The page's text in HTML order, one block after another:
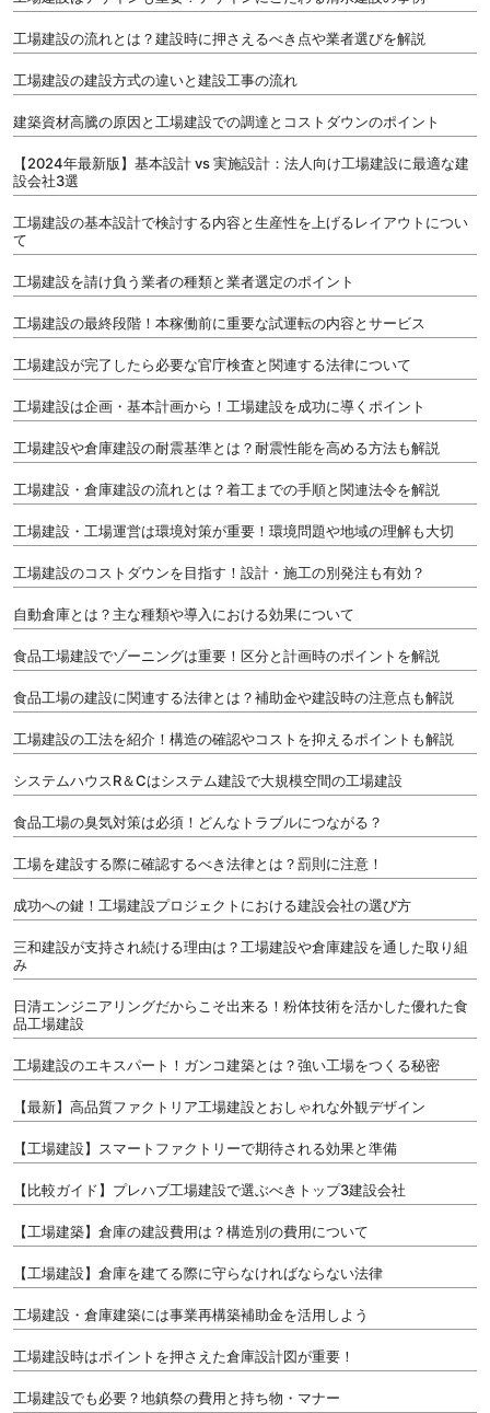
工場建設の流れとは？建設時に押さえるべき点や業者選びを解説
工場建設の建設方式の違いと建設工事の流れ
建築資材高騰の原因と工場建設での調達とコストダウンのポイント
【2024年最新版】基本設計 vs 実施設計：法人向け工場建設に最適な建
設会社3選
工場建設の基本設計で検討する内容と生産性を上げるレイアウトについ
て
工場建設を請け負う業者の種類と業者選定のポイント
工場建設の最終段階！本稼働前に重要な試運転の内容とサービス
工場建設が完了したら必要な官庁検査と関連する法律について
工場建設は企画・基本計画から！工場建設を成功に導くポイント
工場建設や倉庫建設の耐震基準とは？耐震性能を高める方法も解説
工場建設・倉庫建設の流れとは？着工までの手順と関連法令を解説
工場建設・工場運営は環境対策が重要！環境問題や地域の理解も大切
工場建設のコストダウンを目指す！設計・施工の別発注も有効？
自動倉庫とは？主な種類や導入における効果について
食品工場建設でゾーニングは重要！区分と計画時のポイントを解説
食品工場の建設に関連する法律とは？補助金や建設時の注意点も解説
工場建設の工法を紹介！構造の確認やコストを抑えるポイントも解説
システムハウスR＆Cはシステム建設で大規模空間の工場建設
食品工場の臭気対策は必須！どんなトラブルにつながる？
工場を建設する際に確認するべき法律とは？罰則に注意！
成功への鍵！工場建設プロジェクトにおける建設会社の選び方
三和建設が支持され続ける理由は？工場建設や倉庫建設を通した取り組
み
日清エンジニアリングだからこそ出来る！粉体技術を活かした優れた食
品工場建設
工場建設のエキスパート！ガンコ建築とは？強い工場をつくる秘密
【最新】高品質ファクトリア工場建設とおしゃれな外観デザイン
【工場建設】スマートファクトリーで期待される効果と準備
【比較ガイド】プレハブ工場建設で選ぶべきトップ3建設会社
【工場建築】倉庫の建設費用は？構造別の費用について
【工場建設】倉庫を建てる際に守らなければならない法律
工場建設・倉庫建築には事業再構築補助金を活用しよう
工場建設時はポイントを押さえた倉庫設計図が重要！
工場建設でも必要？地鎮祭の費用と持ち物・マナー